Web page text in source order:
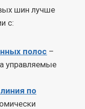
шин лучше
с:
полос –
управляемые
по